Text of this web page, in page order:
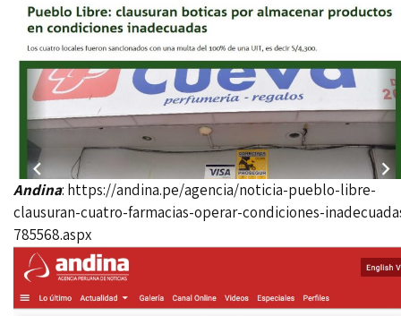
Andina: https://andina.pe/agencia/noticia-pueblo-libre-
clausuran-cuatro-farmacias-operar-condiciones-
785568.aspx